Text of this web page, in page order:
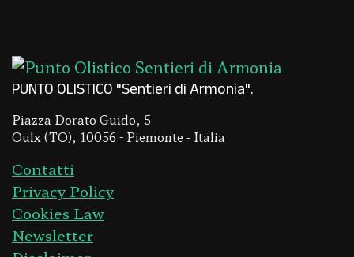
PUNTO OLISTICO "Sentieri di Armonia"
Piazza Dorato Guido, 5
Oulx (TO), 10056 - Piemonte - Italia
Contatti
Privacy Policy
Cookies Law
Newsletter